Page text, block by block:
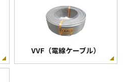
VVF（電線ケーブル）